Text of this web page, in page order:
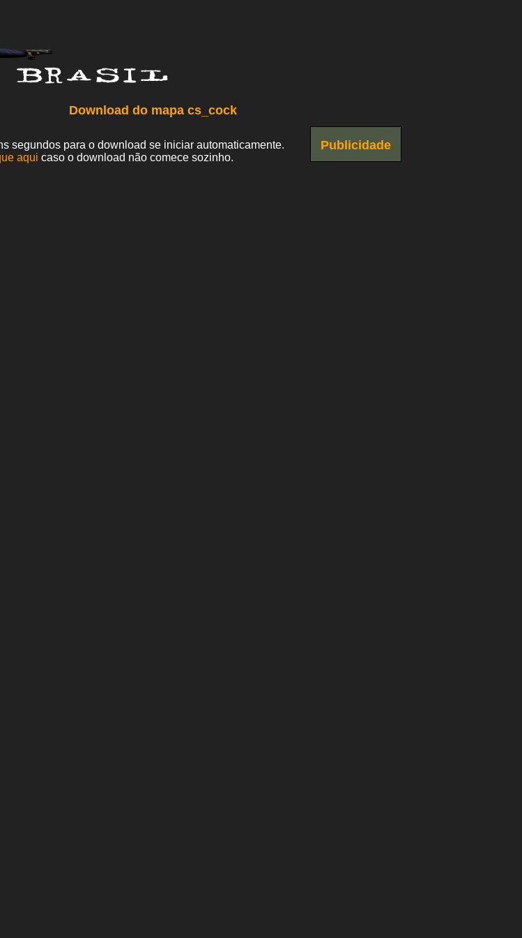
Download do mapa cs_cock
Publicidade
segundos para o download se iniciar automaticamente.
aqui caso o download não comece sozinho.